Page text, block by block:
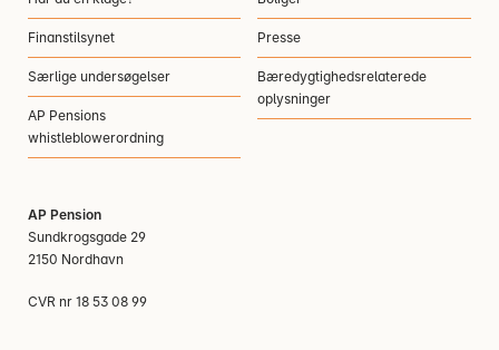
Finanstilsynet
Særlige undersøgelser
AP Pensions
whistleblowerordning
Presse
Bæredygtighedsrelaterede
oplysninger
AP Pension
Sundkrogsgade 29
2150 Nordhavn
CVR nr 18 53 08 99